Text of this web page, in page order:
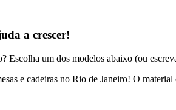
a crescer!
Escolha um dos modelos abaixo (ou
e cadeiras no Rio de Janeiro! O